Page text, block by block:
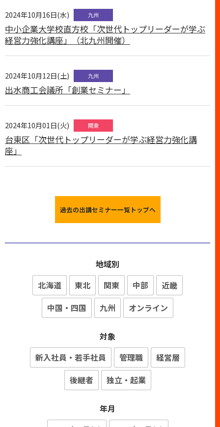
2024年10月16日(水) 九州
中小企業大学校直方校「次世代トップリーダーが学ぶ
経営力強化講座」（北九州開催）
2024年10月12日(土) 九州
出水商工会議所「創業セミナー」
2024年10月01日(火) 関東
台東区「次世代トップリーダーが学ぶ経営力強化講
座」
過去の出講セミナー一覧トップへ
地域別
北海道
東北 関東 中部
近畿
中国・四国
九州 オンライン
対象
新入社員・若手社員
管理職
経営層
後継者
独立・起業
年月